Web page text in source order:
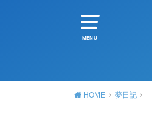
MENU
HOME 夢日記